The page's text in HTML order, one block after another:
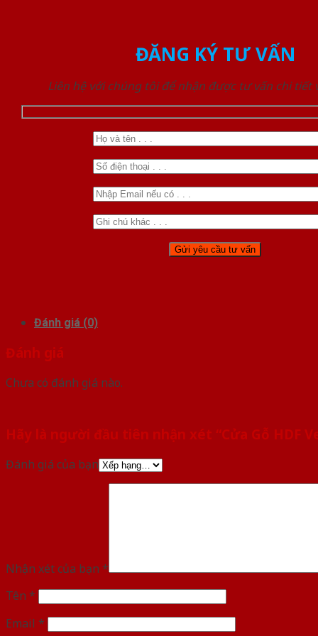
ĐĂNG KÝ TƯ VẤN
Liên hệ với chúng tôi để nhận được tư vấn chi tiết
Đánh giá (0)
Đánh giá
Chưa có đánh giá nào.
Hãy là người đầu tiên nhận xét “Cửa Gỗ HDF
Đánh giá của bạn
Nhận xét của bạn *
Tên *
Email *